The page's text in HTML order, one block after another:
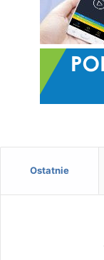
Ostatnie